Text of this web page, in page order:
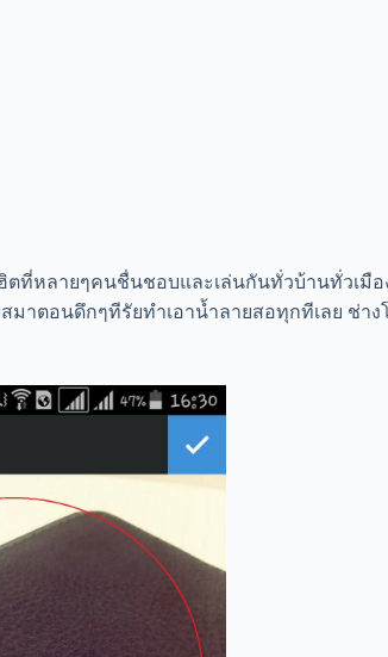
ตที่หลายๆคนชื่นชอบและเล่นกันทั่วบ้านทั่วเมื
มาตอนดึกๆทีรัยทำเอาน้ำลายสอทุกทีเลย ช่าง